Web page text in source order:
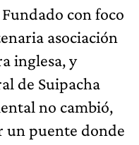
con foco
asociación
inglesa, y
de Suipacha
no cambió,
un puente donde